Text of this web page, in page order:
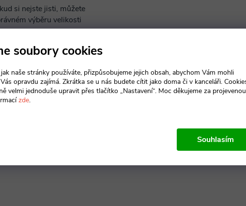
soubory cookies
naše stránky používáte, přizpůsobujeme jejich obsah, abychom Vám mohli
opravdu zajímá. Zkrátka se u nás budete cítit jako doma či v kanceláři.
velmi jednoduše upravit přes tlačítko „Nastavení“. Moc děkujeme za projevenou
zde.
Souhlasím
si nejste jisti, můžete
výběru velikosti
vybrat, zdali chcete ostré nebo